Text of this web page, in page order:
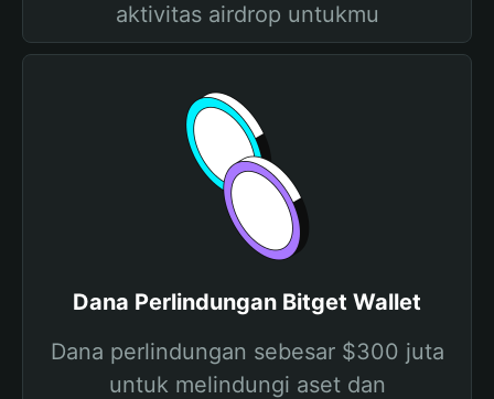
aktivitas airdrop untukmu
Dana Perlindungan Bitget Wallet
Dana perlindungan sebesar $300 juta
untuk melindungi aset dan